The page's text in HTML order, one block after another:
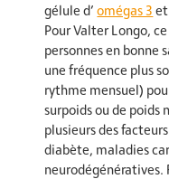
gélule d’omégas 3
Pour Valter Longo,
personnes en bonne
une fréquence plus
rythme mensuel)
surpoids ou de poids
plusieurs des
diabète, maladies
neurodégénératives.